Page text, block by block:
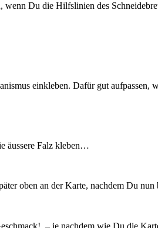
wenn Du die Hilfslinien des
einkleben. Dafür gut aufpassen,
äussere Falz kleben…
oben an der Karte, nachdem Du nun